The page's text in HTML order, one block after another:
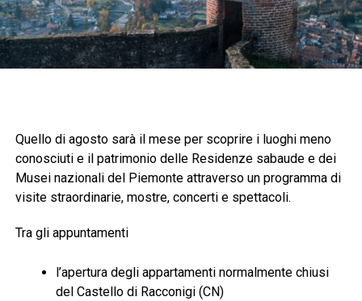
Quello di agosto sarà il mese per scoprire i luoghi meno
conosciuti e il patrimonio delle Residenze sabaude e dei
Musei nazionali del Piemonte attraverso un programma di
visite straordinarie, mostre, concerti e spettacoli.
Tra gli appuntamenti
l’apertura degli appartamenti normalmente chiusi
del Castello di Racconigi (CN)